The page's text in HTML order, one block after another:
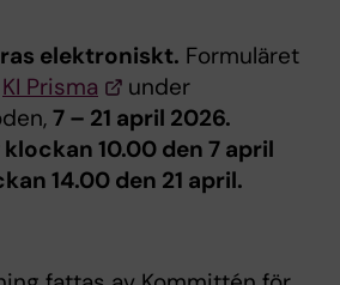
elektroniskt. Formuläret
KI Prisma
under
7 – 21 april 2026.
klockan 10.00 den 7 april
14.00 den 21 april.